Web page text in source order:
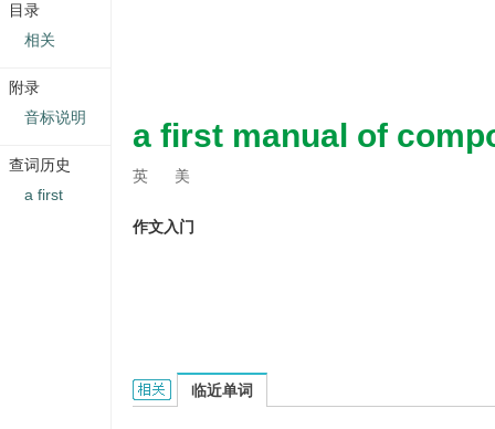
a first manual of
英 美
作文入门
a first manual of composition的相关资料：
临近单词
目录
相关
附录
音标说明
查词历史
a first